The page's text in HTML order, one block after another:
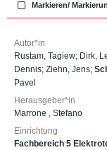
Markieren/
Autor*in
Rustam, Tagiew; Dirk,
Dennis; Ziehn, Jens;
Pavel
Herausgeber*in
Marrone , Stefano
Einrichtung
Fachbereich 5